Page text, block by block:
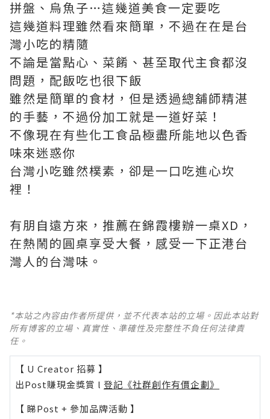
拼盤、烏魚子…這幾道美食一定要吃
這幾道料理雖然看來簡單，不過在在是台
灣小吃的精隨
不論是當點心、菜餚、甚至取代主食都沒
問題，配飯吃也很下飯
雖然是簡單的食材，但是透過總舖師精湛
的手藝，不過份加工就是一道好菜！
不像現在有些化工食品極盡所能地以色香
味來迷惑你
台灣小吃雖然樸素，卻是一口吃進心坎
裡！
有朋自遠方來，推薦在錦霞樓辦一桌XD，
在熱鬧的圓桌享受大餐，感受一下正港台
灣人的台灣味。
*本站之內容由作者所提供，並不代表本站的立場。因此本站對
所有博客的立場、真實性、準確性及完整性不負任何法律責
任。
【 U Creator 招募 】
出Post賺現金獎賞 l 登記《社群創作有價企劃》
【 睇Post + 參加品牌活動 】